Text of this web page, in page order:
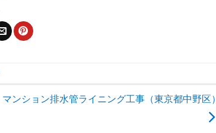
マンション排水管ライニング工事（東京都中野区）